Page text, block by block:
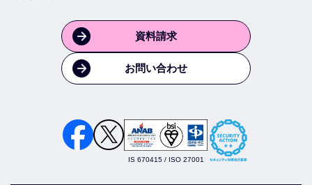
資料請求
お問い合わせ
IS 670415 / ISO 27001